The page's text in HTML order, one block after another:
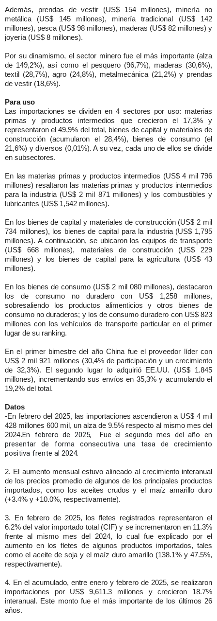
Además, prendas de vestir (US$ 154 millones), minería no
metálica (US$ 145 millones), minería tradicional (US$ 142
millones), pesca (US$ 98 millones), maderas (US$ 82 millones) y
joyería (US$ 8 millones).
Por su dinamismo, el sector minero fue el más importante (alza
de 149,2%), así como el pesquero (96,7%), maderas (30,6%),
textil (28,7%), agro (24,8%), metalmecánica (21,2%) y prendas
de vestir (18,6%).
Para uso
Las importaciones se dividen en 4 sectores por uso: materias
primas y productos intermedios que crecieron el 17,3% y
representaron el 49,9% del total, bienes de capital y materiales de
construcción (acumularon el 28,4%), bienes de consumo (el
21,6%) y diversos (0,01%). A su vez, cada uno de ellos se divide
en subsectores.
En las materias primas y productos intermedios (US$ 4 mil 796
millones) resaltaron las materias primas y productos intermedios
para la industria (US$ 2 mil 871 millones) y los combustibles y
lubricantes (US$ 1,542 millones).
En los bienes de capital y materiales de construcción (US$ 2 mil
734 millones), los bienes de capital para la industria (US$ 1,795
millones). A continuación, se ubicaron los equipos de transporte
(US$ 668 millones), materiales de construcción (US$ 229
millones) y los bienes de capital para la agricultura (US$ 43
millones).
En los bienes de consumo (US$ 2 mil 080 millones), destacaron
los de consumo no duradero con US$ 1,258 millones,
sobresaliendo los productos alimenticios y otros bienes de
consumo no duraderos; y los de consumo duradero con US$ 823
millones con los vehículos de transporte particular en el primer
lugar de su ranking.
En el primer bimestre del año China fue el proveedor líder con
US$ 2 mil 921 millones (30,4% de participación y un crecimiento
de 32,3%). El segundo lugar lo adquirió EE.UU. (US$ 1.845
millones), incrementando sus envíos en 35,3% y acumulando el
19,2% del total.
Datos
-En febrero del 2025, las importaciones ascendieron a US$ 4 mil
428 millones 600 mil, un alza de 9.5% respecto al mismo mes del
2024.En febrero de 2025, Fue el segundo mes del año en
presentar de forma consecutiva una tasa de crecimiento
positiva frente al 2024.
2. El aumento mensual estuvo alineado al crecimiento interanual
de los precios promedio de algunos de los principales productos
importados, como los aceites crudos y el maíz amarillo duro
(+3.4% y +10.0%, respectivamente).
3. En febrero de 2025, los fletes registrados representaron el
6.2% del valor importado total (CIF) y se incrementaron en 11.3%
frente al mismo mes del 2024, lo cual fue explicado por el
aumento en los fletes de algunos productos importados, tales
como el aceite de soja y el maíz duro amarillo (138.1% y 47.5%,
respectivamente).
4. En el acumulado, entre enero y febrero de 2025, se realizaron
importaciones por US$ 9,611.3 millones y crecieron 18.7%
interanual. Este monto fue el más importante de los últimos 26
años.